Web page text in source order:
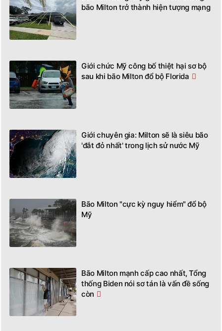
bão Milton trở thành hiện tượng mạng
Giới chức Mỹ công bố thiệt hại sơ bộ
sau khi bão Milton đổ bộ Florida
Giới chuyên gia: Milton sẽ là siêu bão
'đắt đỏ nhất' trong lịch sử nước Mỹ
Bão Milton "cực kỳ nguy hiểm" đổ bộ
Mỹ
Bão Milton mạnh cấp cao nhất, Tổng
thống Biden nói sơ tán là vấn đề sống
còn